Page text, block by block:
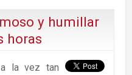
y humillar
horas
la vez tan